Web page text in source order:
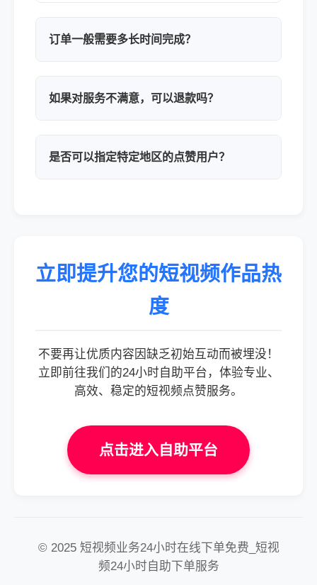
订单一般需要多长时间完成？
如果对服务不满意，可以退款吗？
是否可以指定特定地区的点赞用户？
立即提升您的短视频作品热
度
不要再让优质内容因缺乏初始互动而被埋没！
立即前往我们的24小时自助平台，体验专业、
高效、稳定的短视频点赞服务。
点击进入自助平台
© 2025 短视频业务24小时在线下单免费_短视
频24小时自助下单服务